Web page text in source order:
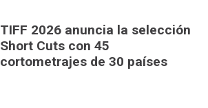
TIFF 2026 anuncia la selección
Short Cuts con 45
cortometrajes de 30 países